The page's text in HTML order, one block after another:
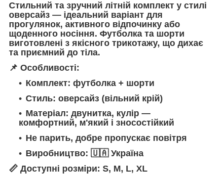
Стильний та зручний літній комплект у стилі
оверсайз — ідеальний варіант для
прогулянок, активного відпочинку або
щоденного носіння. Футболка та шорти
виготовлені з якісного трикотажу, що дихає
та приємний до тіла.
📌 Особливості:
Комплект: футболка + шорти
Стиль: оверсайз (вільний крій)
Матеріал: двунитка, кулір —
комфортний, м'який і зносостійкий
Не парить, добре пропускає повітря
Виробництво: 🇺🇦 Україна
📏 Доступні розміри: S, M, L, XL